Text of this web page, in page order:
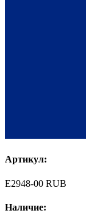
Артикул:
E2948-00 RUB
Наличие: